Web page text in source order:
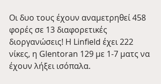
Οι δυο τους έχουν αναμετρηθεί 458
φορές σε 13 διαφορετικές
διοργανώσεις! Η Linfield έχει 222
νίκες, η Glentoran 129 με 1-7 ματς να
έχουν λήξει ισόπαλα.